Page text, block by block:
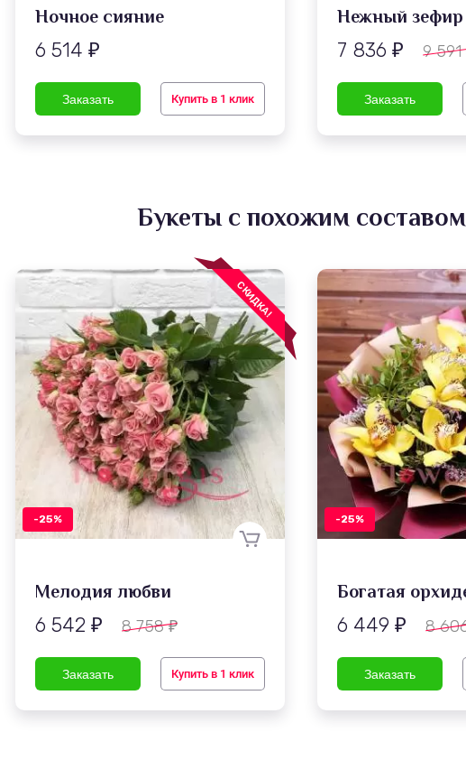
Ночное сияние
6 514 ₽
Купить в 1 клик
Нежный зефир
7 836 ₽ 9 591
Букеты с похожим составом
СКИДКА!
-25%
Мелодия любви
6 542 ₽ 8 758₽
Купить в 1 клик
-25%
Богатая
6 449 ₽ 8